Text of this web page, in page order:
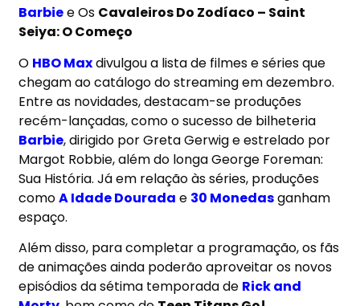
Barbiee Os Cavaleiros Do Zodíaco – Saint
Seiya: O Começo
O HBO Maxdivulgou a lista de filmes e séries que
chegam ao catálogo do streaming em dezembro.
Entre as novidades, destacam-se produções
recém-lançadas, como o sucesso de bilheteria
Barbie, dirigido por Greta Gerwig e estrelado por
Margot Robbie, além do longa George Foreman:
Sua História. Já em relação às séries, produções
comoA Idade Dourada e 30 Monedasganham
espaço.
Além disso, para completar a programação, os fãs
de animações ainda poderão aproveitar os novos
episódios da sétima temporada de Rick and